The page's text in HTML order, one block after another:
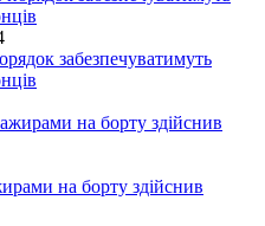
забезпечуватимуть
на борту здійснив